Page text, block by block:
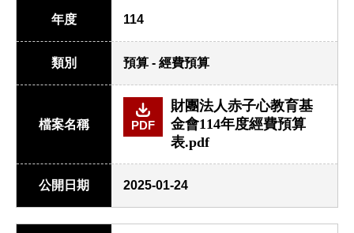
年度 114
類別 預算 - 經費預算
檔案名稱 PDF
財團法人赤子心教育基
金會114年度經費預算
表.pdf
公開日期 2025-01-24